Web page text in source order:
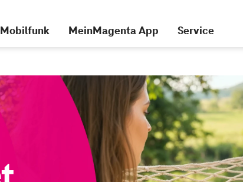
Mobilfunk MeinMagenta App Service